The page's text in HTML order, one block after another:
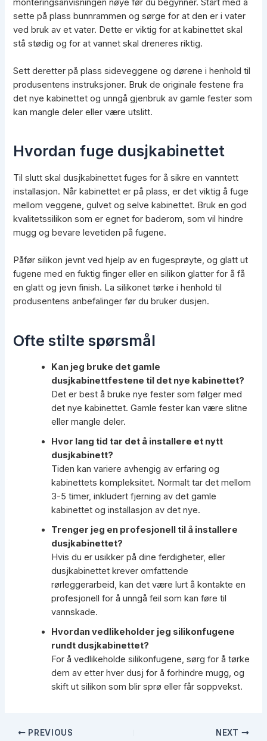
sette på plass bunnrammen og sørge for at den er i vater
ved bruk av et vater. Dette er viktig for at kabinettet skal
stå stødig og for at vannet skal dreneres riktig.
Sett deretter på plass sideveggene og dørene i henhold til
produsentens instruksjoner. Bruk de originale festene fra
det nye kabinettet og unngå gjenbruk av gamle fester som
kan mangle deler eller være utslitt.
Hvordan fuge dusjkabinettet
Til slutt skal dusjkabinettet fuges for å sikre en vanntett
installasjon. Når kabinettet er på plass, er det viktig å fuge
mellom veggene, gulvet og selve kabinettet. Bruk en god
kvalitetssilikon som er egnet for baderom, som vil hindre
mugg og bevare levetiden på fugene.
Påfør silikon jevnt ved hjelp av en fugesprøyte, og glatt ut
fugene med en fuktig finger eller en silikon glatter for å få
en glatt og jevn finish. La silikonet tørke i henhold til
produsentens anbefalinger før du bruker dusjen.
Ofte stilte spørsmål
Kan jeg bruke det gamle
dusjkabinettfestene til det nye kabinettet?
Det er best å bruke nye fester som følger med
det nye kabinettet. Gamle fester kan være slitne
eller mangle deler.
Hvor lang tid tar det å installere et nytt
dusjkabinett?
Tiden kan variere avhengig av erfaring og
kabinettets kompleksitet. Normalt tar det mellom
3-5 timer, inkludert fjerning av det gamle
kabinettet og installasjon av det nye.
Trenger jeg en profesjonell til å installere
dusjkabinettet?
Hvis du er usikker på dine ferdigheter, eller
dusjkabinettet krever omfattende
rørleggerarbeid, kan det være lurt å kontakte en
profesjonell for å unngå feil som kan føre til
vannskade.
Hvordan vedlikeholder jeg silikonfugene
rundt dusjkabinettet?
For å vedlikeholde silikonfugene, sørg for å tørke
dem av etter hver dusj for å forhindre mugg, og
skift ut silikon som blir sprø eller får soppvekst.
Post
PREVIOUS NEXT